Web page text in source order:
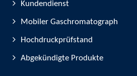
Kundendienst
Mobiler Gaschromatograph
Hochdruckprüfstand
Abgekündigte Produkte